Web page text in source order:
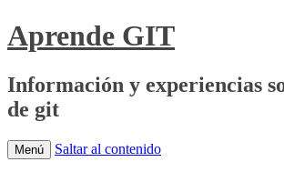
Aprende GIT
Información y experiencias
de git
Menú Saltar al contenido